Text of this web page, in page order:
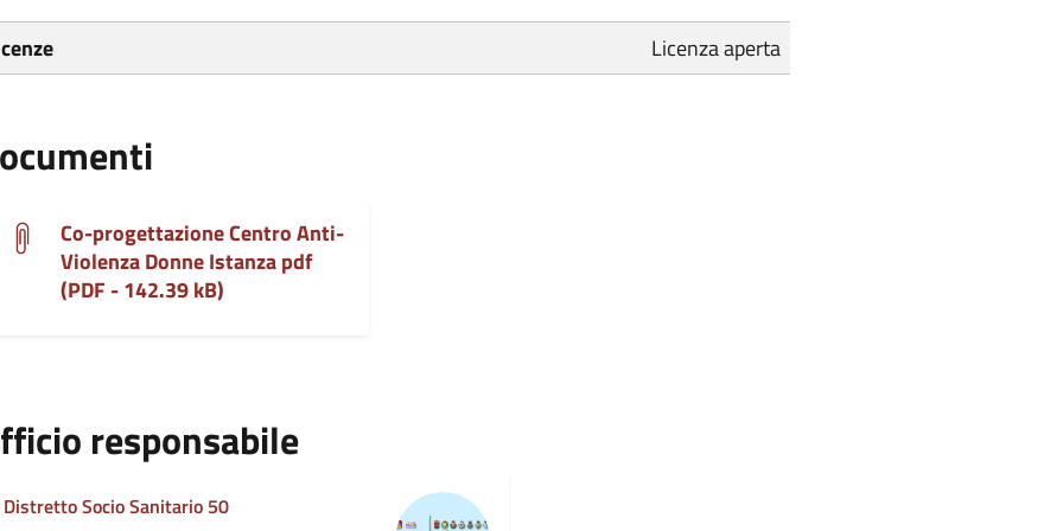
Licenza aperta
Co-progettazione Centro Anti-
Violenza Donne Istanza pdf
(PDF - 142.39 kB)
responsabile
Distretto Socio Sanitario 50